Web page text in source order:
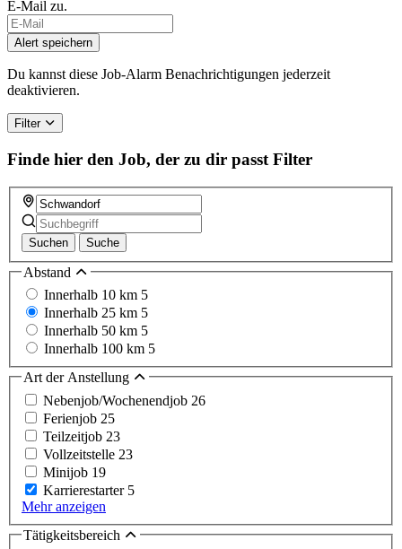
E-Mail zu.
Alert speichern
Du kannst diese Job-Alarm Benachrichtigungen jederzeit
deaktivieren.
Filter
Finde hier den Job, der zu dir passt Filter
Suchen Suche
Abstand
Innerhalb 10 km 5
Innerhalb 25 km 5
Innerhalb 50 km 5
Innerhalb 100 km 5
Art der Anstellung
Nebenjob/Wochenendjob 26
Ferienjob 25
Teilzeitjob 23
Vollzeitstelle 23
Minijob 19
Karrierestarter 5
Mehr anzeigen
Tätigkeitsbereich